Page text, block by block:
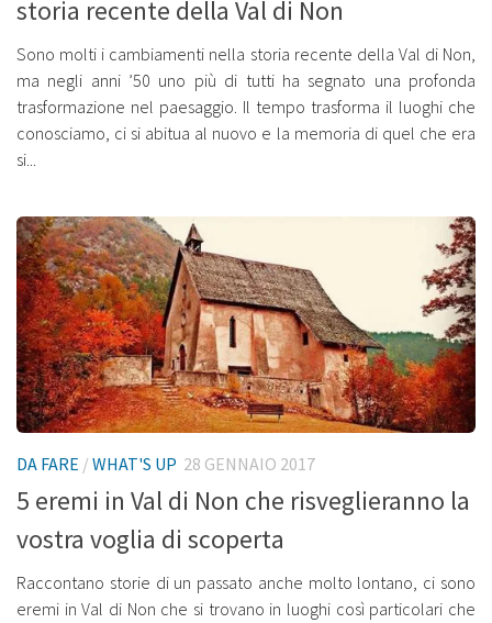
storia recente della Val di Non
Sono molti i cambiamenti nella storia recente della Val di Non,
ma negli anni ’50 uno più di tutti ha segnato una profonda
trasformazione nel paesaggio. Il tempo trasforma il luoghi che
conosciamo, ci si abitua al nuovo e la memoria di quel che era
si...
DA FARE / WHAT'S UP 28 GENNAIO 2017
5 eremi in Val di Non che risveglieranno la
vostra voglia di scoperta
Raccontano storie di un passato anche molto lontano, ci sono
eremi in Val di Non che si trovano in luoghi così particolari che